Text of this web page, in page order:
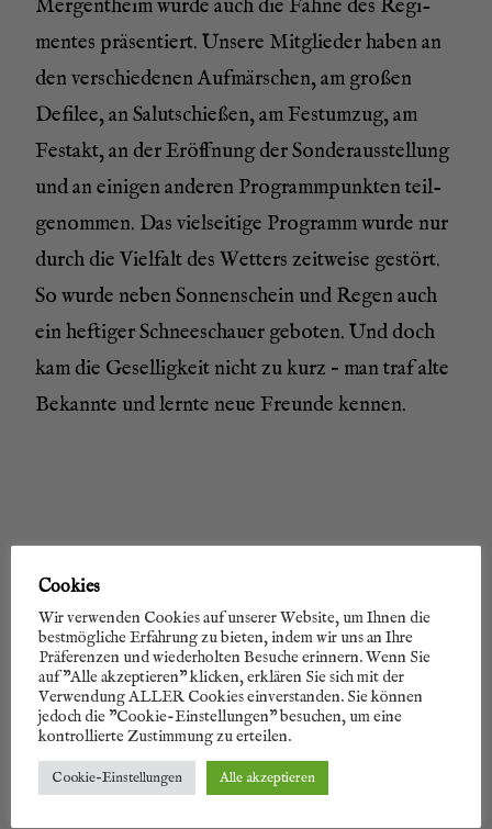
Mer­gen­theim wur­de auch die Fah­ne des Regi­
men­tes prä­sen­tiert. Unse­re Mit­glie­der haben an
den ver­schie­de­nen Auf­mär­schen, am gro­ßen
Defi­lee, an Salut­schie­ßen, am Fest­um­zug, am
Fest­akt, an der Eröff­nung der Son­der­aus­stel­lung
und an eini­gen ande­ren Pro­gramm­punk­ten teil­
ge­nom­men. Das viel­sei­ti­ge Pro­gramm wur­de nur
durch die Viel­falt des Wet­ters zeit­wei­se gestört.
So wur­de neben Son­nen­schein und Regen auch
ein hef­ti­ger Schnee­schau­er gebo­ten. Und doch
kam die Gesel­lig­keit nicht zu kurz – man traf alte
Bekann­te und lern­te neue Freun­de kennen.
Cookies
Wir verwenden Cookies auf unserer Website, um Ihnen die
bestmögliche Erfahrung zu bieten, indem wir uns an Ihre
Präferenzen und wiederholten Besuche erinnern. Wenn Sie
auf "Alle akzeptieren" klicken, erklären Sie sich mit der
Verwendung ALLER Cookies einverstanden. Sie können
jedoch die "Cookie-Einstellungen" besuchen, um eine
kontrollierte Zustimmung zu erteilen.
Cookie-Einstellungen Alle akzeptieren